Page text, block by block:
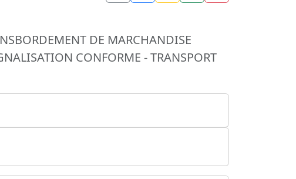
DE MARCHANDISE
CONFORME - TRANSPORT